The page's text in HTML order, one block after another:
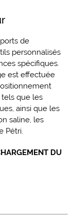
de
personnalisés
spécifiques.
est effectuée
que les
ainsi que les
saline, les
Pétri.
DU